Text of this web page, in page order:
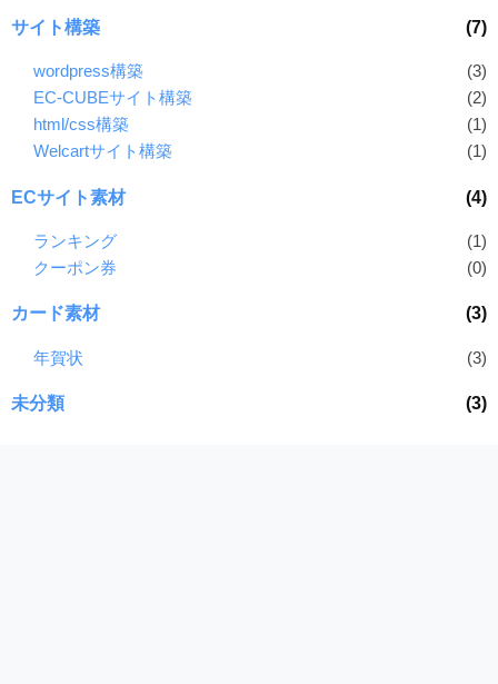
サイト構築 (7)
wordpress構築
(3)
EC-CUBEサイト構築
(2)
html/css構築
(1)
Welcartサイト構築
(1)
ECサイト素材 (4)
ランキング
(1)
クーポン券
(0)
カード素材 (3)
年賀状 (3)
未分類 (3)